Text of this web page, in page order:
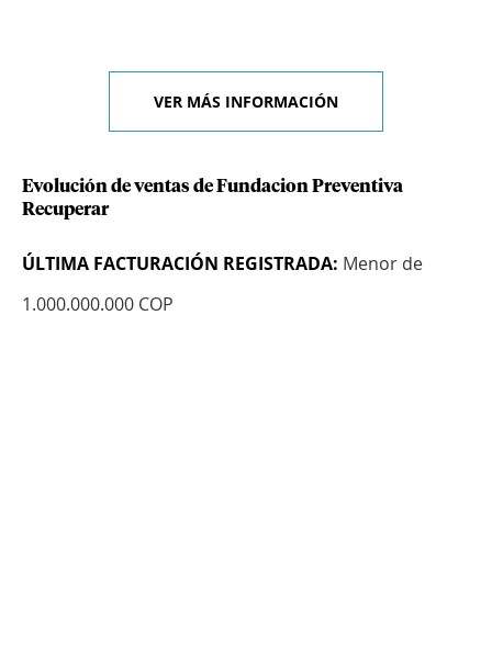
VER MÁS INFORMACIÓN
Evolución de ventas de Fundacion Preventiva
Recuperar
ÚLTIMA FACTURACIÓN REGISTRADA: Menor de
1.000.000.000 COP